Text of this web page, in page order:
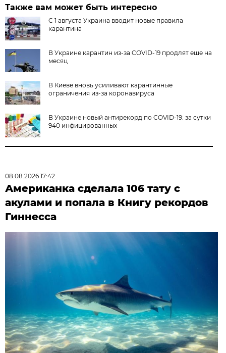
Также вам может быть интересно
C 1 августа Украина вводит новые правила
карантина
В Украине карантин из-за COVID-19 продлят еще на
месяц
В Киеве вновь усиливают карантинные
ограничения из-за коронавируса
В Украине новый антирекорд по COVID-19: за сутки
940 инфицированных
08.08.2026 17:42
Американка сделала 106 тату с
акулами и попала в Книгу рекордов
Гиннесса